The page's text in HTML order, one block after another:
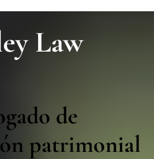
Law
de
patrimonial